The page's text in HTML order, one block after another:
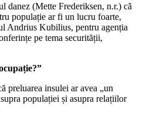
danez (Mette Frederiksen, n.r.) că
populație ar fi un lucru foarte,
Andrius Kubilius, pentru agenția
pe tema securității,
preluarea insulei ar avea „un
populației și asupra relațiilor